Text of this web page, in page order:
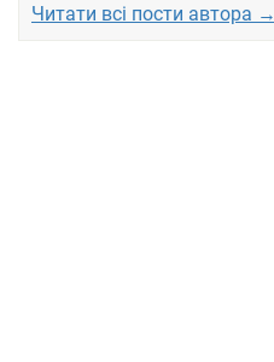
Читати всі пости автора →